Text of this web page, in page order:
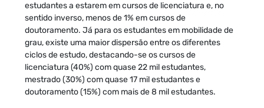
estudantes a estarem em cursos de licenciatura e, no
sentido inverso, menos de 1% em cursos de
doutoramento. Já para os estudantes em mobilidade de
grau, existe uma maior dispersão entre os diferentes
ciclos de estudo, destacando-se os cursos de
licenciatura (40%) com quase 22 mil estudantes,
mestrado (30%) com quase 17 mil estudantes e
doutoramento (15%) com mais de 8 mil estudantes.